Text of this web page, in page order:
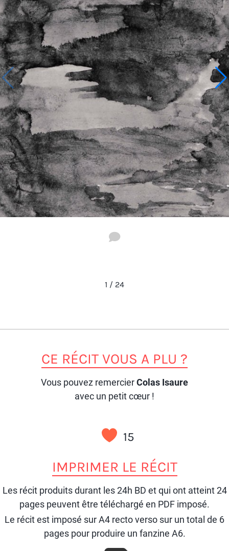
1 / 24
CE RÉCIT VOUS A PLU ?
Vous pouvez remercierColas Isaure
avec un petit cœur !
15
IMPRIMER LE RÉCIT
Les récit produits durant les 24h BD et qui ont atteint 24
pages peuvent être téléchargé en PDF imposé.
Le récit est imposé sur A4 recto verso sur un total de 6
pages pour produire un fanzine A6.